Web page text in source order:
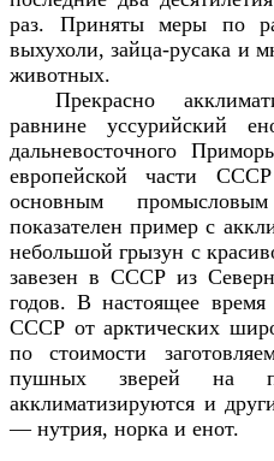
раз. Приняты меры по
выхухоли, зайца-русака и
животных.
Прекрасно
равнине уссурийский
дальневосточного
европейской части
основным
показателен пример с
небольшой грызун с
завезен в СССР из
годов. В настоящее время
СССР от арктических
по стоимости
пушных зверей на
акклиматизируются и
— нутрия, норка и енот.